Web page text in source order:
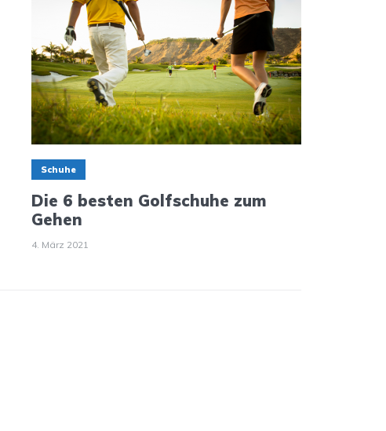
Schuhe
Die 6 besten Golfschuhe zum
Gehen
4. März 2021